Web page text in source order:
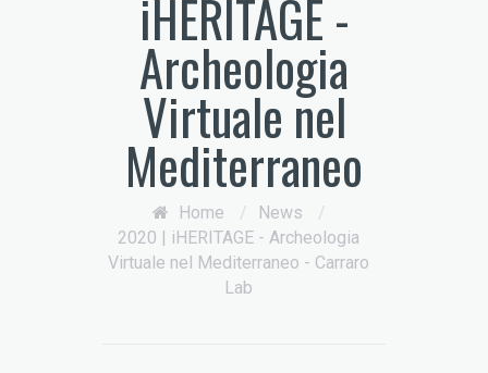
iHERITAGE -
Archeologia
Virtuale nel
Mediterraneo
Home / News
/
2020 | iHERITAGE - Archeologia
Virtuale nel Mediterraneo - Carraro
Lab